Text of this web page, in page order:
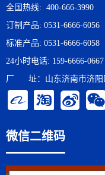
全国热线: 400-666-3990
订制产品: 0531-6666-6056
标准产品: 0531-6666-6058
24小时电话: 159-6666-0667
厂 址：山东济南市济阳
微信二维码